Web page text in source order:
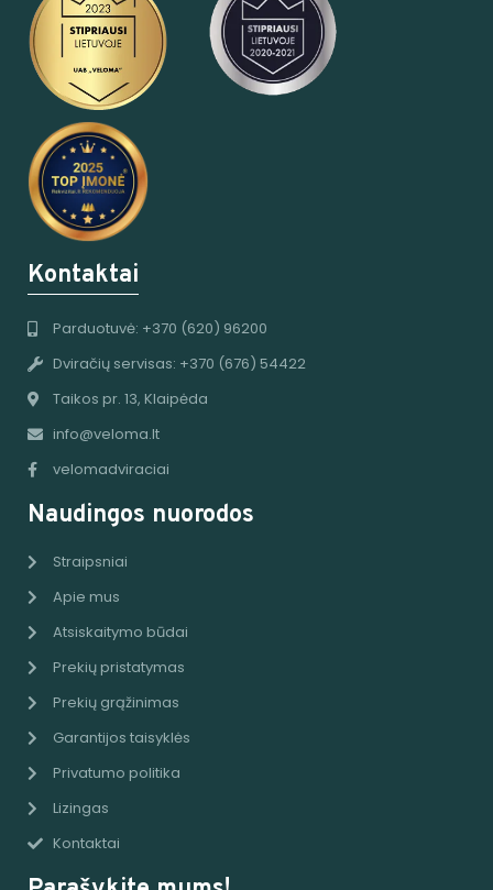
Kontaktai
Parduotuvė: +370 (620) 96200
Dviračių servisas: +370 (676) 54422
Taikos pr. 13, Klaipėda
info@veloma.lt
velomadviraciai
Naudingos nuorodos
Straipsniai
Apie mus
Atsiskaitymo būdai
Prekių pristatymas
Prekių grąžinimas
Garantijos taisyklės
Privatumo politika
Lizingas
Kontaktai